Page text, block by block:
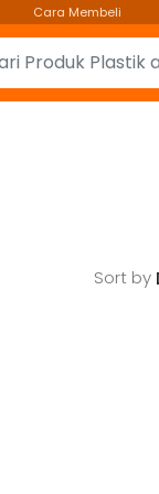
Cara Membeli
Sort by